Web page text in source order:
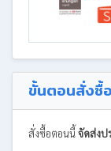
ขั้นตอนสั่งซื้อ
สั่งซื้อตอนนี้จัดส่งป